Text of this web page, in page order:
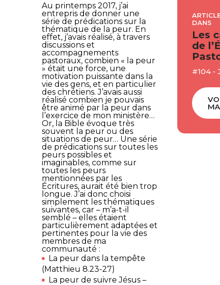
Au printemps 2017, j’ai
entrepris de donner une
série de prédications sur la
thématique de la peur. En
effet, j’avais réalisé, à travers
discussions et
accompagnements
pastoraux, combien « la peur
» était une force, une
motivation puissante dans la
vie des gens, et en particulier
des chrétiens. J’avais aussi
réalisé combien je pouvais
être animé par la peur dans
l’exercice de mon ministère…
Or, la Bible évoque très
souvent la peur ou des
situations de peur… Une série
de prédications sur toutes les
peurs possibles et
imaginables, comme sur
toutes les peurs
mentionnées par les
Écritures, aurait été bien trop
longue. J’ai donc choisi
simplement les thématiques
suivantes, car – m’a-t-il
semblé – elles étaient
particulièrement adaptées et
pertinentes pour la vie des
membres de ma
communauté :
La peur dans la tempête
(Matthieu 8.23-27)
La peur de suivre Jésus –
DANS
Les
de
#104 -